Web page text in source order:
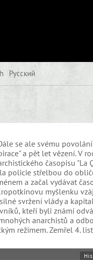
Русский
se ale svému
a pět let vězení. V
časopisu "La
policie střelbou do
a začal vydávat
myšlenku
svržení vlády a
kteří byli známí
anarchistů a
režimem. Zemřel 4.